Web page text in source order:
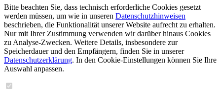
Bitte beachten Sie, dass technisch erforderliche Cookies gesetzt
werden müssen, um wie in unseren Datenschutzhinweisen
beschrieben, die Funktionalität unserer Website aufrecht zu erhalten.
Nur mit Ihrer Zustimmung verwenden wir darüber hinaus Cookies
zu Analyse-Zwecken. Weitere Details, insbesondere zur
Speicherdauer und den Empfängern, finden Sie in unserer
Datenschutzerklärung. In den Cookie-Einstellungen können Sie Ihre
Auswahl anpassen.